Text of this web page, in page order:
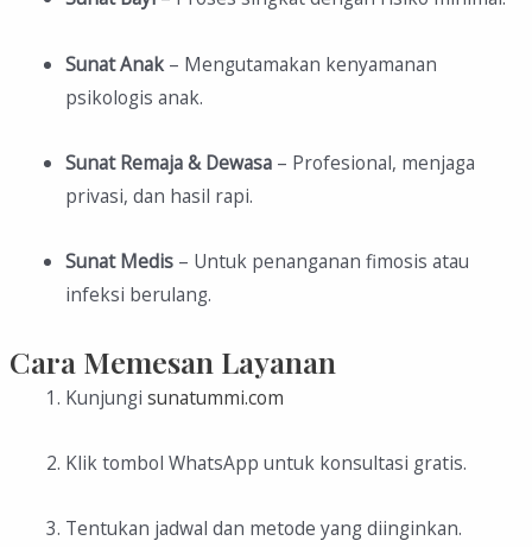
Sunat Anak– Mengutamakan kenyamanan
psikologis anak.
Sunat Remaja & Dewasa– Profesional, menjaga
privasi, dan hasil rapi.
Sunat Medis– Untuk penanganan fimosis atau
infeksi berulang.
Cara Memesan Layanan
Kunjungi sunatummi.com
Klik tombol WhatsApp untuk konsultasi gratis.
Tentukan jadwal dan metode yang diinginkan.